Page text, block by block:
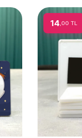
14 ,00 TL